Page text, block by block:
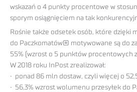
wskazań o 4 punkty procentowe w
sporym osiągnięciem na tak
Rośnie także odsetek osób, które dzięki
do Paczkomatów® motywowane są do
55% (wzrost o 5 punktów procentowych
W 2018 roku InPost zrealizował:
• ponad 86 mln dostaw, czyli więcej o
• 56,3% wzrost wolumenu przesyłek